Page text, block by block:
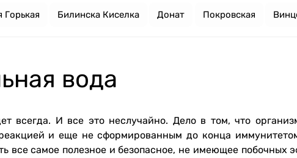
Горькая Билинска Киселка Донат Покровская
вода
всегда. И все это неслучайно. Дело в том, что
и еще не сформированным до конца
все самое полезное и безопасное, не имеющее побочных